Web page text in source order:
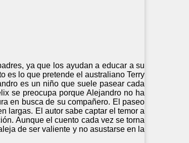
ya que los ayudan a educar a su
es lo que pretende el australiano Terry
es un niño que suele pasear cada
se preocupa porque Alejandro no ha
en busca de su compañero. El paseo
largas. El autor sabe captar el temor a
Aunque el cuento cada vez se torna
de ser valiente y no asustarse en la